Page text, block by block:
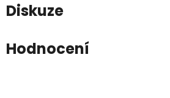
Diskuze
Hodnocení